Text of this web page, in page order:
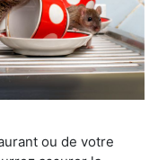
ou de votre